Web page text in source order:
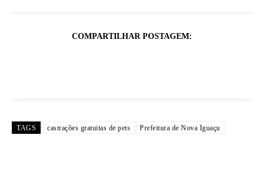
COMPARTILHAR POSTAGEM:
TAGS castrações gratuitas de pets Prefeitura de Nova Iguaçu